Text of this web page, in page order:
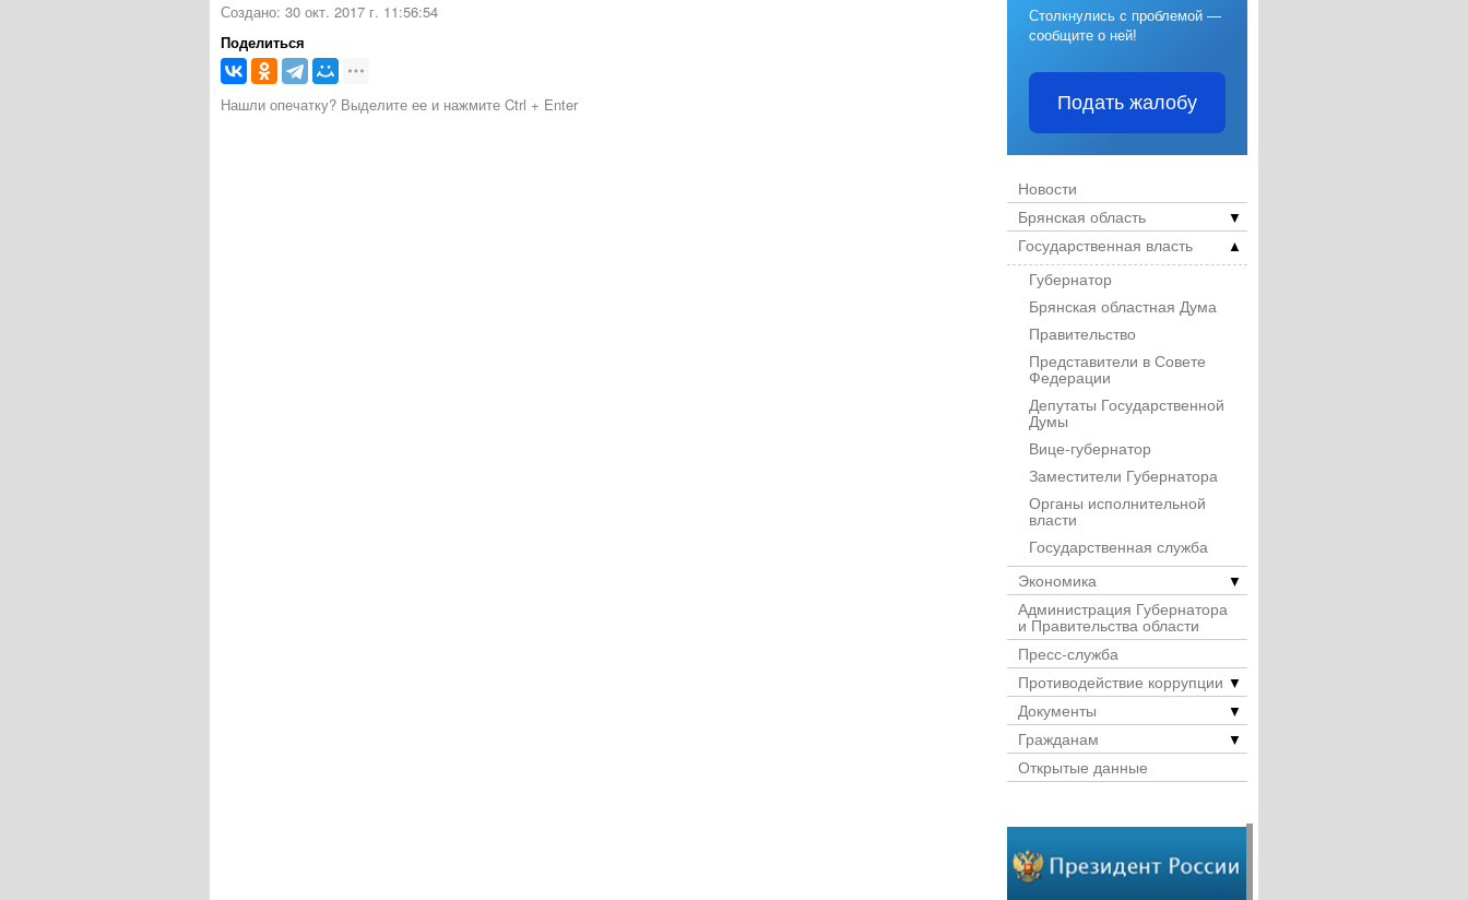
Создано: 30 окт. 2017 г. 11:56:54
Поделиться
Нашли опечатку? Выделите ее и нажмите Ctrl + Enter
Столкнулись с проблемой —
сообщите о ней!
Подать жалобу
Новости
▼
Брянская область
▲
Государственная власть
Губернатор
Брянская областная Дума
Правительство
Представители в Совете
Федерации
Депутаты Государственной
Думы
Вице-губернатор
Заместители Губернатора
Органы исполнительной
власти
Государственная служба
▼
Экономика
Администрация Губернатора
и Правительства области
Пресс-служба
▼
Противодействие коррупции
▼
Документы
▼
Гражданам
Открытые данные